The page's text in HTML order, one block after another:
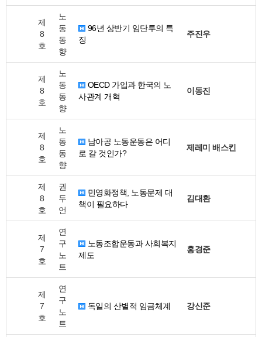
제
8
호
노
동
동
향
96년 상반기 임단투의 특
징
주진우
제
8
호
노
동
동
향
OECD 가입과 한국의 노
사관계 개혁
이동진
제
8
호
노
동
동
향
남아공 노동운동은 어디
로 갈 것인가?
제레미 배스킨
제
8
호
권
두
언
민영화정책, 노동문제 대
책이 필요하다
김대환
제
7
호
연
구
노
트
노동조합운동과 사회복지
제도
홍경준
제
7
호
연
구
노
트
독일의 산별적 임금체계 강신준